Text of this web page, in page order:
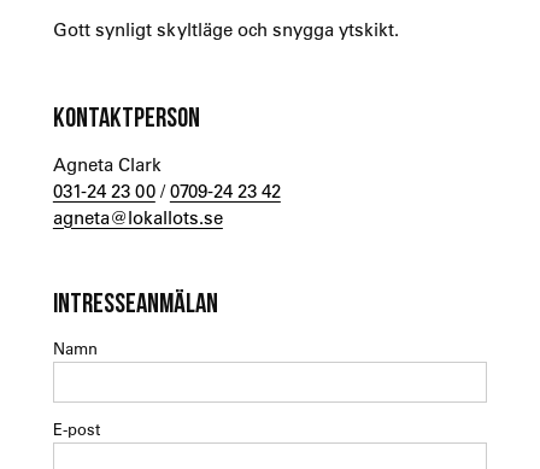
Gott synligt skyltläge och snygga ytskikt.
KONTAKTPERSON
Agneta Clark
031-24 23 00/0709-24 23 42
agneta@lokallots.se
INTRESSEANMÄLAN
Namn
E-post